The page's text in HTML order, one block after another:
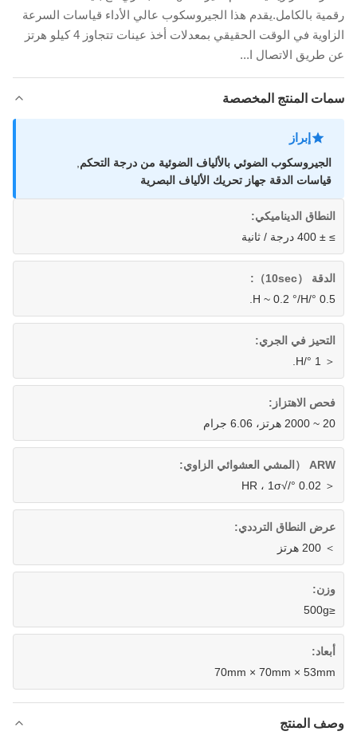
رقمية بالكامل.يقدم هذا الجيروسكوب عالي الأداء قياسات السرعة
الزاوية في الوقت الحقيقي بمعدلات أخذ عينات تتجاوز 4 كيلو هرتز
عن طريق الاتصال ا...
سمات المنتج المخصصة
إبراز
الجيروسكوب الضوئي بالألياف الضوئية من درجة التحكم
قياسات الدقة جهاز تحريك الألياف البصرية
النطاق الديناميكي:
≥ ± 400 درجة / ثانية
الدقة （10sec）:
0.5 °/H ~ 0.2 °/H.
التحيز في الجري:
＜ 1 °/H.
فحص الاهتزاز:
20 ~ 2000 هرتز، 6.06 جرام
ARW （المشي العشوائي الزاوي:
＜ 0.02 °/√HR ، 1σ
عرض النطاق الترددي:
＞ 200 هرتز
وزن:
≤500g
أبعاد:
70mm × 70mm × 53mm
وصف المنتج